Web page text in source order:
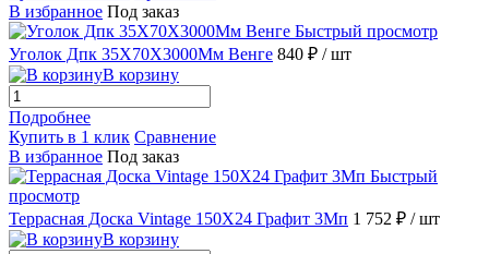
В избранное Под заказ
Быстрый просмотр
Уголок Дпк 35Х70Х3000Мм Венге 840 ₽ / шт
В корзину
Подробнее
Купить в 1 клик Сравнение
В избранное Под заказ
Быстрый
просмотр
Террасная Доска Vintage 150Х24 Графит 3Мп 1 752 ₽ / шт
В корзину